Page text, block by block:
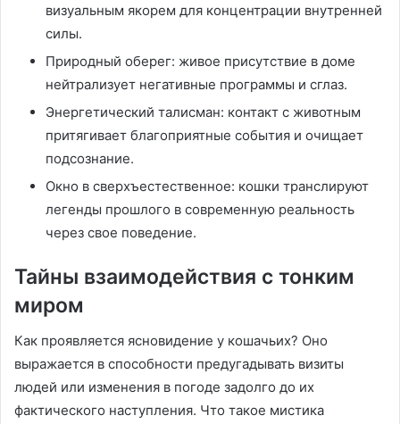
визуальным якорем для концентрации внутренней
силы.
Природный оберег: живое присутствие в доме
нейтрализует негативные программы и сглаз.
Энергетический талисман: контакт с животным
притягивает благоприятные события и очищает
подсознание.
Окно в сверхъестественное: кошки транслируют
легенды прошлого в современную реальность
через свое поведение.
Тайны взаимодействия с тонким
миром
Как проявляется ясновидение у кошачьих? Оно
выражается в способности предугадывать визиты
людей или изменения в погоде задолго до их
фактического наступления. Что такое мистика